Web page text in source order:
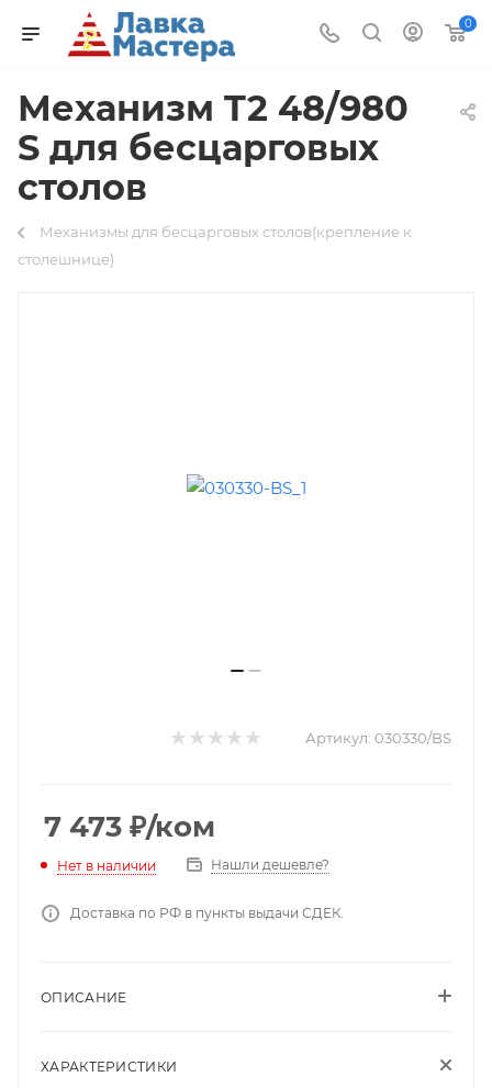
0
Механизм T2 48/980
S для бесцарговых
столов
Механизмы для бесцарговых столов(крепление к
столешнице)
Артикул: 030330/BS
7 473 ₽/ком
Нет в наличии Нашли дешевле?
Доставка по РФ в пункты выдачи СДЕК.
ОПИСАНИЕ
ХАРАКТЕРИСТИКИ